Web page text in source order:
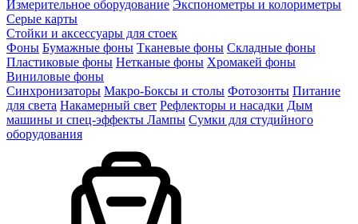
Измерительное оборудование Экспонометры и колориметры
Серые карты
Стойки и аксессуары для стоек
Фоны Бумажные фоны Тканевые фоны Складные фоны
Пластиковые фоны Нетканые фоны Хромакей фоны
Виниловые фоны
Синхронизаторы Макро-Боксы и столы Фотозонты Питание
для света Накамерный свет Рефлекторы и насадки Дым
машины и спец-эффекты Лампы Сумки для студийного
оборудования